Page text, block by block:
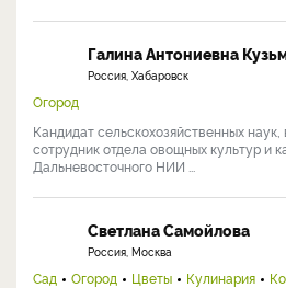
Галина Антониевна
Россия, Хабаровск
Огород
Кандидат сельскохозяйственных
сотрудник отдела овощных культур и
Дальневосточного НИИ ...
Светлана Самойлова
Россия, Москва
Сад Огород Цветы Кулинария